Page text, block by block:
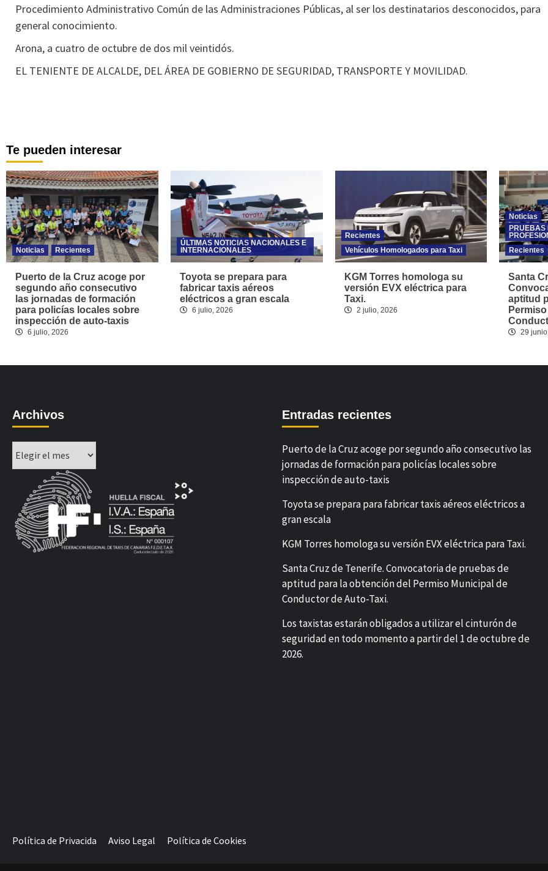
Procedimiento Administrativo Común de las Administraciones Públicas, al ser los destinatarios desconocidos, para
general conocimiento.
Arona, a cuatro de octubre de dos mil veintidós.
EL TENIENTE DE ALCALDE, DEL ÁREA DE GOBIERNO DE SEGURIDAD, TRANSPORTE Y MOVILIDAD.
Te pueden interesar
Noticias Recientes
Puerto de la Cruz acoge por
segundo año consecutivo
las jornadas de formación
para policías locales sobre
inspección de auto-taxis
6 julio, 2026
ÚLTIMAS NOTICIAS NACIONALES E
INTERNACIONALES
Toyota se prepara para
fabricar taxis aéreos
eléctricos a gran escala
6 julio, 2026
Recientes
Vehículos Homologados para Taxi
KGM Torres homologa su
versión EVX eléctrica para
Taxi.
2 julio, 2026
Noticias
PRUEBAS
Recientes
Santa
aptitud
29
Archivos Entradas recientes
Puerto de la Cruz acoge por segundo año consecutivo las
jornadas de formación para policías locales sobre
inspección de auto-taxis
Toyota se prepara para fabricar taxis aéreos eléctricos a
gran escala
KGM Torres homologa su versión EVX eléctrica para Taxi.
Santa Cruz de Tenerife. Convocatoria de pruebas de
aptitud para la obtención del Permiso Municipal de
Conductor de Auto-Taxi.
Los taxistas estarán obligados a utilizar el cinturón de
seguridad en todo momento a partir del 1 de octubre de
2026.
Política de Privacida Aviso Legal Política de Cookies